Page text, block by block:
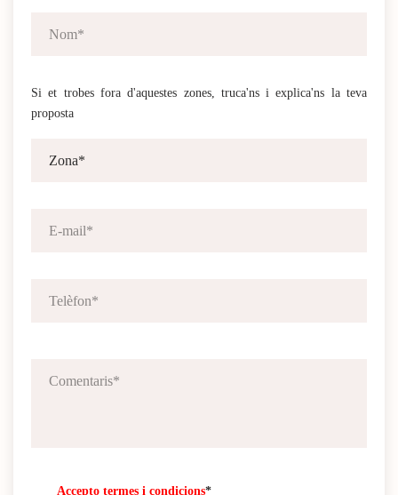
Si et trobes fora d'aquestes zones, truca'ns i explica'ns la teva
proposta
Accepto termes i condicions*